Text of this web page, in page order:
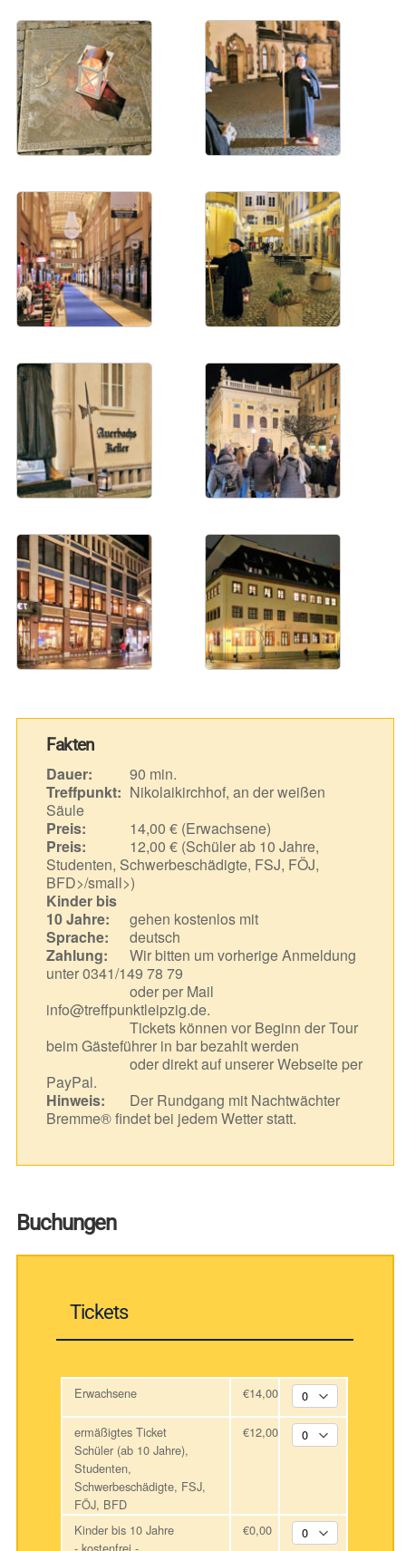
Fakten
Dauer:
90 min.
Treffpunkt: Nikolaikirchhof, an der weißen
Säule
Preis:
14,00 € (Erwachsene)
Preis:
12,00 € (Schüler ab 10 Jahre,
Studenten, Schwerbeschädigte, FSJ, FÖJ,
BFD>/small>)
Kinder bis
10 Jahre:
gehen kostenlos mit
Sprache:
deutsch
Zahlung:
Wir bitten um vorherige Anmeldung
unter 0341/149 78 79
oder per Mail
info@treffpunktleipzig.de.
Tickets können vor Beginn der Tour
beim Gästeführer in bar bezahlt werden
oder direkt auf unserer Webseite per
PayPal.
Hinweis:
Der Rundgang mit Nachtwächter
Bremme® findet bei jedem Wetter statt.
Buchungen
Tickets
Erwachsene €14,00
ermäßigtes Ticket
Schüler (ab 10 Jahre),
Studenten,
Schwerbeschädigte, FSJ,
FÖJ, BFD
€12,00
Kinder bis 10 Jahre
- kostenfrei -
€0,00